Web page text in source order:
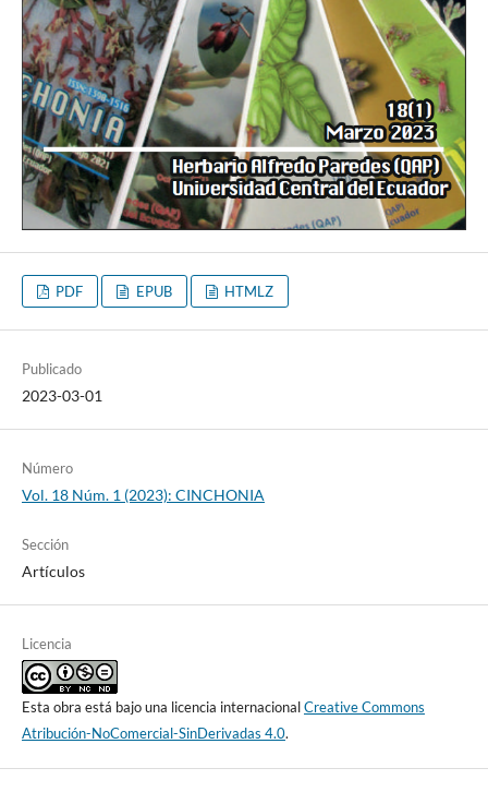
PDF EPUB HTMLZ
Publicado
2023-03-01
Número
Vol. 18 Núm. 1 (2023): CINCHONIA
Sección
Artículos
Licencia
Esta obra está bajo una licencia internacionalCreative Commons
Atribución-NoComercial-SinDerivadas 4.0.